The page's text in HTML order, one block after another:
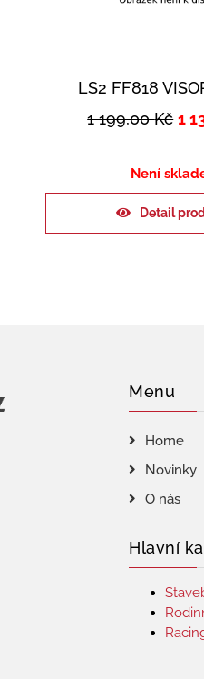
LS2 FF818
1 199,00Kč 1
Není
Detail
Menu
Home
Novinky
O nás
Hlavní